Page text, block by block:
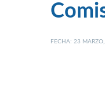
FECHA: 23